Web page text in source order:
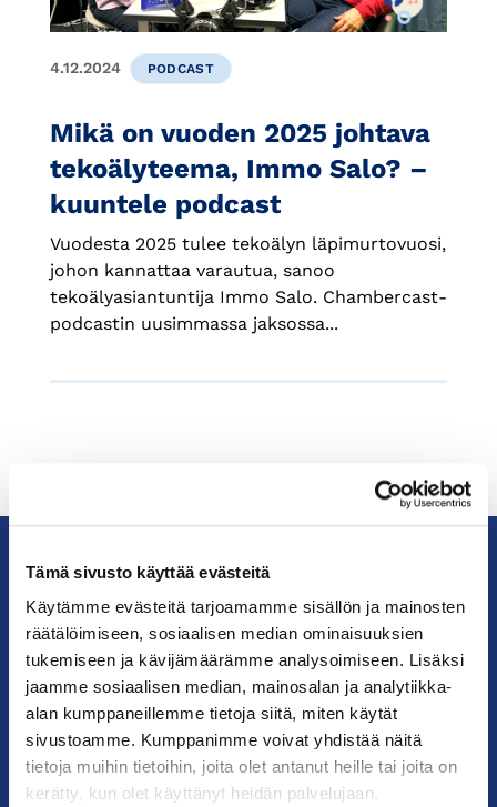
Tämä sivusto käyttää evästeitä
Käytämme evästeitä tarjoamamme sisällön ja mainosten
räätälöimiseen, sosiaalisen median ominaisuuksien
tukemiseen ja kävijämäärämme analysoimiseen. Lisäksi
jaamme sosiaalisen median, mainosalan ja analytiikka-
alan kumppaneillemme tietoja siitä, miten käytät
sivustoamme. Kumppanimme voivat yhdistää näitä
tietoja muihin tietoihin, joita olet antanut heille tai joita on
kerätty, kun olet käyttänyt heidän palvelujaan.
4.12.2024 PODCAST
Mikä on vuoden 2025 johtava
tekoälyteema, Immo Salo? –
kuuntele podcast
Vuodesta 2025 tulee tekoälyn läpimurtovuosi,
johon kannattaa varautua, sanoo
tekoälyasiantuntija Immo Salo. Chambercast-
podcastin uusimmassa jaksossa...
KauppakamariHelsingin
seudun
kauppakamari
YHTEYSTIEDOT
Helsingin toimisto
Käyntiosoite: Kalevankatu 12, 00100 Helsinki